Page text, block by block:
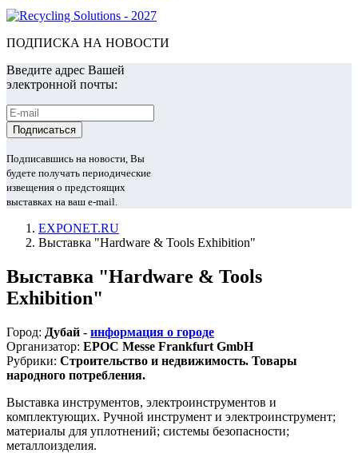
ПОДПИСКА НА НОВОСТИ
Введите адрес Вашей
электронной почты:
Подписавшись на новости, Вы
будете получать периодические
извещения о предстоящих
выставках на ваш e-mail.
EXPONET.RU
Выставка "Hardware & Tools Exhibition"
Выставка "Hardware & Tools
Exhibition"
Город: Дубай - информация о городе
Организатор: EPOC Messe Frankfurt GmbH
Рубрики: Строительство и недвижимость. Товары
народного потребления.
Выставка инструментов, электроинструментов и
комплектующих. Ручной инструмент и электроинcтрумент;
материалы для уплотнений; системы безопасности;
металлоизделия.